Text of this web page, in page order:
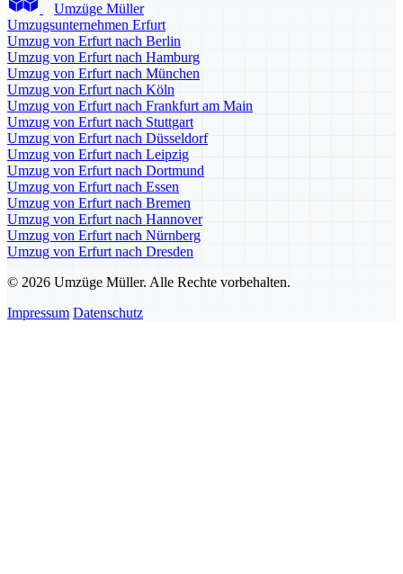
Umzüge Müller
Umzugsunternehmen Erfurt
Umzug von Erfurt nach Berlin
Umzug von Erfurt nach Hamburg
Umzug von Erfurt nach München
Umzug von Erfurt nach Köln
Umzug von Erfurt nach Frankfurt am Main
Umzug von Erfurt nach Stuttgart
Umzug von Erfurt nach Düsseldorf
Umzug von Erfurt nach Leipzig
Umzug von Erfurt nach Dortmund
Umzug von Erfurt nach Essen
Umzug von Erfurt nach Bremen
Umzug von Erfurt nach Hannover
Umzug von Erfurt nach Nürnberg
Umzug von Erfurt nach Dresden
© 2026 Umzüge Müller. Alle Rechte vorbehalten.
Impressum Datenschutz